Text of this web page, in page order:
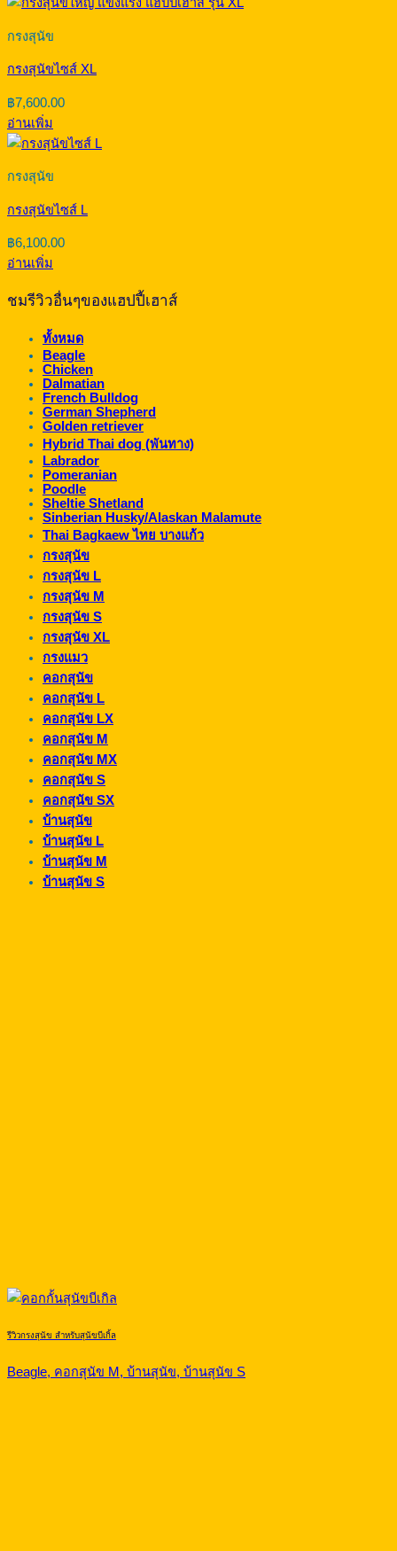
กรงสุนัข
กรงสุนัขไซส์ XL
฿7,600.00
อ่านเพิ่ม
กรงสุนัข
กรงสุนัขไซส์ L
฿6,100.00
อ่านเพิ่ม
ชมรีวิวอื่นๆของแฮปปี้เฮาส์
ทั้งหมด
Beagle
Chicken
Dalmatian
French Bulldog
German Shepherd
Golden retriever
Hybrid Thai dog (พันทาง)
Labrador
Pomeranian
Poodle
Sheltie Shetland
Sinberian Husky/Alaskan Malamute
Thai Bagkaew ไทย บางแก้ว
กรงสุนัข
กรงสุนัข L
กรงสุนัข M
กรงสุนัข S
กรงสุนัข XL
กรงแมว
คอกสุนัข
คอกสุนัข L
คอกสุนัข LX
คอกสุนัข M
คอกสุนัข MX
คอกสุนัข S
คอกสุนัข SX
บ้านสุนัข
บ้านสุนัข L
บ้านสุนัข M
บ้านสุนัข S
รีวิวกรงสุนัข สำหรับสุนัขบีเกิ้ล
Beagle, คอกสุนัข M, บ้านสุนัข, บ้านสุนัข S